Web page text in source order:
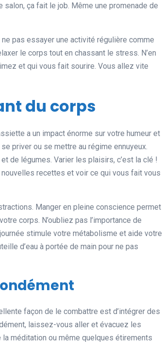
ça fait le job. Même une promenade de
pas essayer une activité régulière comme
le corps tout en chassant le stress. N’en
et qui vous fait sourire. Vous allez vite
du corps
a un impact énorme sur votre humeur et
priver ou se mettre au régime ennuyeux.
de légumes. Varier les plaisirs, c’est la clé !
recettes et voir ce qui vous fait vous
Manger en pleine conscience permet
corps. N’oubliez pas l’importance de
stimule votre métabolisme et aide votre
d’eau à portée de main pour ne pas
façon de le combattre est d’intégrer des
laissez-vous aller et évacuez les
méditation ou même quelques étirements